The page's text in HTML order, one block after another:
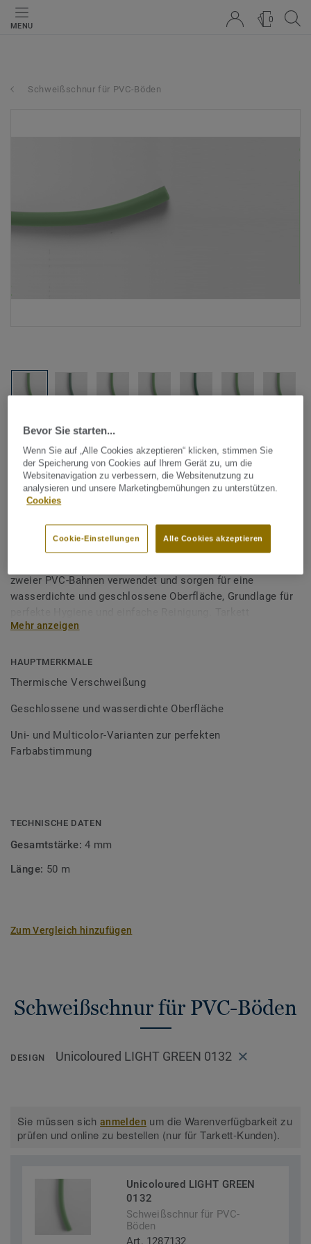
MENU
0
Schweißschnur für PVC-Böden
Tarkett Zubehör Komplettsortiment|Schweißschnüre
Schweißschnur für PVC-Böden
- Unicoloured LIGHT GREEN
0132
zweier PVC-Bahnen verwendet und sorgen für eine
wasserdichte und geschlossene Oberfläche, Grundlage für
Schweißschnüre sind erhältlich in den Varianten Uni und
Bodenbelagssortiment abgestimmt. Durch die Verwendung
von Kontrastfarben lassen sich auch besondere
Mehr anzeigen
HAUPTMERKMALE
Thermische Verschweißung
Geschlossene und wasserdichte Oberfläche
Uni- und Multicolor-Varianten zur perfekten
Farbabstimmung
TECHNISCHE DATEN
Gesamtstärke:4 mm
Länge: 50 m
Zum Vergleich hinzufügen
Schweißschnur für PVC-Böden
DESIGN Unicoloured LIGHT GREEN 0132
Sie müssen sichanmelden um die Warenverfügbarkeit zu
prüfen und online zu bestellen (nur für Tarkett-Kunden).
Unicoloured LIGHT GREEN
0132
Schweißschnur für PVC-
Böden
Art. 1287132
Bevor Sie starten...
Wenn Sie auf „Alle Cookies akzeptieren“ klicken, stimmen Sie
der Speicherung von Cookies auf Ihrem Gerät zu, um die
Websitenavigation zu verbessern, die Websitenutzung zu
analysieren und unsere Marketingbemühungen zu unterstützen.
Cookies
Alle Cookies akzeptieren
Cookie-Einstellungen